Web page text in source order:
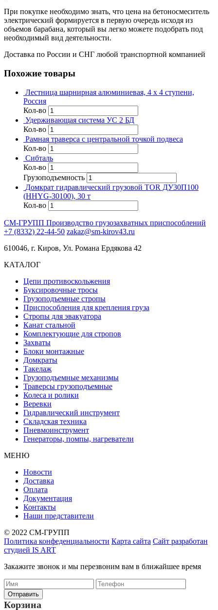
При покупке необходимо знать, что цена на бетоносмеситель
электрический формируется в первую очередь исходя из
объемов барабана, который вы легко можете подобрать под
необходимый вид деятельности.
Доставка по России и СНГ любой транспортной компанией
Похожие товары
Лестница шарнирная алюминиевая, 4 х 4 ступени,
Россия
Кол-во
Удерживающая система УС 2 БД
Кол-во
Рамная траверса с центральной точкой подвеса
Кол-во
Сибталь
Кол-во
Грузоподъемность
Домкрат гидравлический грузовой TOR ДУ30П100
(HHYG-30100), 30 т
Кол-во
СМ-ГРУПП Производство грузозахватных приспособлений
+7 (8332) 22-44-50 zakaz@sm-kirov43.ru
610046, г. Киров, Ул. Романа Ердякова 42
КАТАЛОГ
Цепи противоскольжения
Буксировочные тросы
Грузоподъемные стропы
Приспособления для крепления груза
Стропы для эвакуатора
Канат стальной
Комплектующие для стропов
Захваты
Блоки монтажные
Домкраты
Такелаж
Грузоподъемные механизмы
Траверсы грузоподъемные
Колеса и ролики
Веревки
Гидравлический инструмент
Складская техника
Пневмоинструмент
Генераторы, помпы, нагреватели
МЕНЮ
Новости
Доставка
Оплата
Документация
Контакты
Наши представители
© 2022 СМ-ГРУПП
Политика конфеденциальности Карта сайта Сайт разработан
студией IS ART
Закажите звонок и мы перезвоним вам в ближайшее время
Корзина